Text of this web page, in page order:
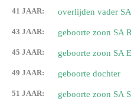
41 JAAR: overlijden vader
43 JAAR: geboorte zoon SA
45 JAAR: geboorte zoon SA
49 JAAR: geboorte dochter
51 JAAR: geboorte zoon SA